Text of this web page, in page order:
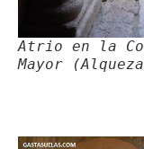
Atrio en la
Mayor